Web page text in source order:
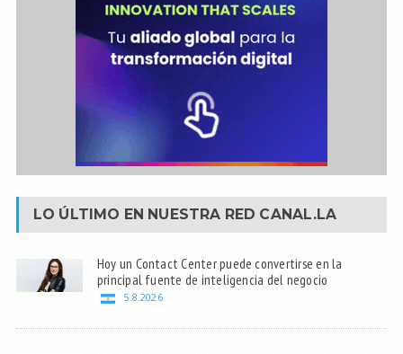
LO ÚLTIMO EN NUESTRA RED CANAL.LA
Hoy un Contact Center puede convertirse en la
principal fuente de inteligencia del negocio
5.8.2026